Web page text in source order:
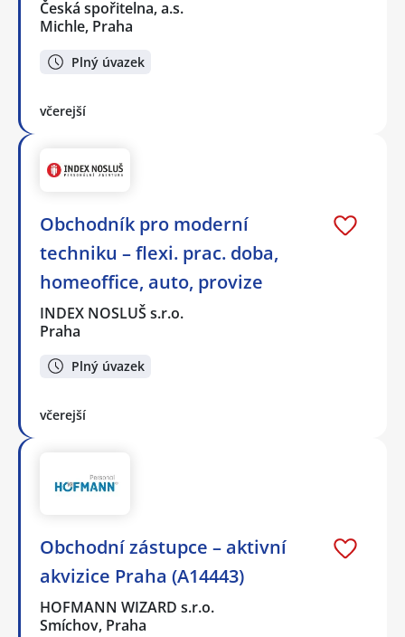
Česká spořitelna, a.s.
Michle, Praha
Plný úvazek
včerejší
Obchodník pro moderní
techniku – flexi. prac. doba,
homeoffice, auto, provize
INDEX NOSLUŠ s.r.o.
Praha
Plný úvazek
včerejší
Obchodní zástupce – aktivní
akvizice Praha (A14443)
HOFMANN WIZARD s.r.o.
Smíchov, Praha